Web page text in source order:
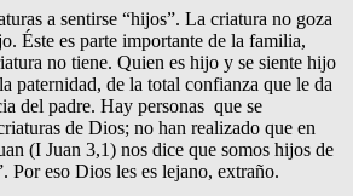
a sentirse “hijos”. La criatura no goza
Éste es parte importante de la familia,
no tiene. Quien es hijo y se siente hijo
paternidad, de la total confianza que le da
del padre. Hay personas que se
de Dios; no han realizado que en
(I Juan 3,1) nos dice que somos hijos de
Por eso Dios les es lejano, extraño.